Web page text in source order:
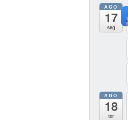
AGO
17
seg
AGO
18
ter